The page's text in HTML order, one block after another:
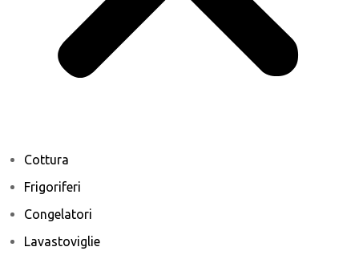
Cottura
Frigoriferi
Congelatori
Lavastoviglie